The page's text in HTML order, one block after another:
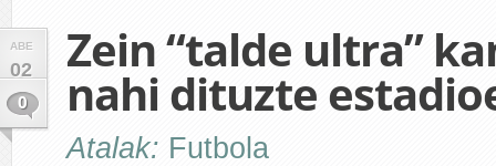
ABE
02
0
Zein “talde ultra”
nahi dituzte
Atalak: Futbola